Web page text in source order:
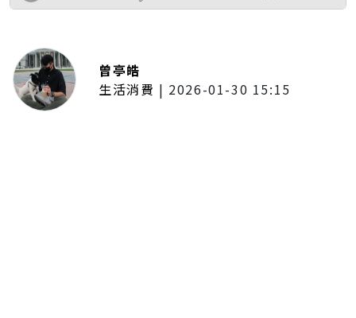
曾亭皓
生活消費 | 2026-01-30 15:15